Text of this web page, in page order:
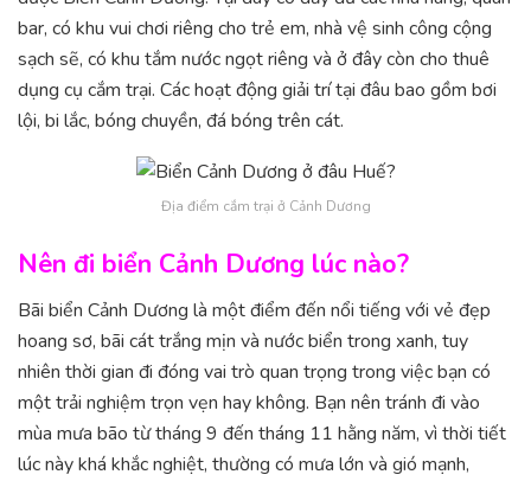
bar, có khu vui chơi riêng cho trẻ em, nhà vệ sinh công cộng
sạch sẽ, có khu tắm nước ngọt riêng và ở đây còn cho thuê
dụng cụ cắm trại. Các hoạt động giải trí tại đâu bao gồm bơi
lội, bi lắc, bóng chuyền, đá bóng trên cát.
Địa điểm cắm trại ở Cảnh Dương
Nên đi biển Cảnh Dương lúc nào?
Bãi biển Cảnh Dương là một điểm đến nổi tiếng với vẻ đẹp
hoang sơ, bãi cát trắng mịn và nước biển trong xanh, tuy
nhiên thời gian đi đóng vai trò quan trọng trong việc bạn có
một trải nghiệm trọn vẹn hay không. Bạn nên tránh đi vào
mùa mưa bão từ tháng 9 đến tháng 11 hằng năm, vì thời tiết
lúc này khá khắc nghiệt, thường có mưa lớn và gió mạnh,